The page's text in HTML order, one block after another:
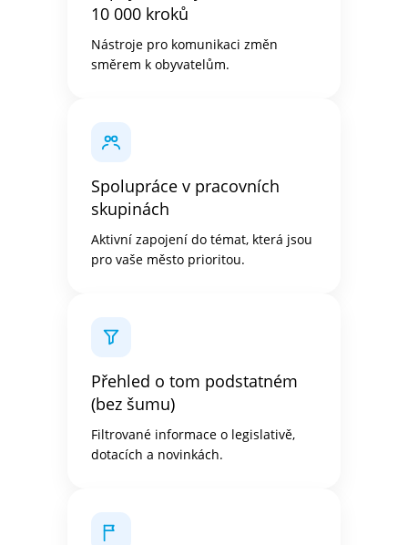
10 000 kroků
Nástroje pro komunikaci změn
směrem k obyvatelům.
Spolupráce v pracovních
skupinách
Aktivní zapojení do témat, která jsou
pro vaše město prioritou.
Přehled o tom podstatném
(bez šumu)
Filtrované informace o legislativě,
dotacích a novinkách.